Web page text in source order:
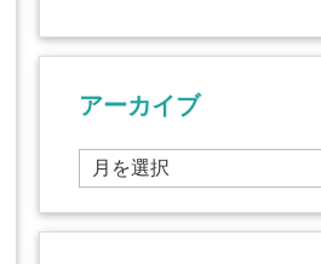
アーカイブ
ア
ー
カ
イ